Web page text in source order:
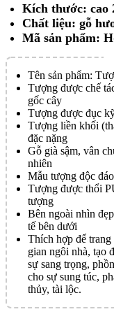
Kích thước: cao
Chất liệu: gỗ
Mã sản phẩm:
Tên sản phẩm:
Tượng được chế
gốc cây
Tượng được đục
Tượng liền khối
đặc nặng
Gỗ già sậm, vân
nhiên
Mẫu tượng độc
Tượng được thổi
tượng
Bên ngoài nhìn
tế bên dưới
Thích hợp để
gian ngôi nhà, tạo
sự sang trọng,
cho sự sung túc,
thủy, tài lộc.